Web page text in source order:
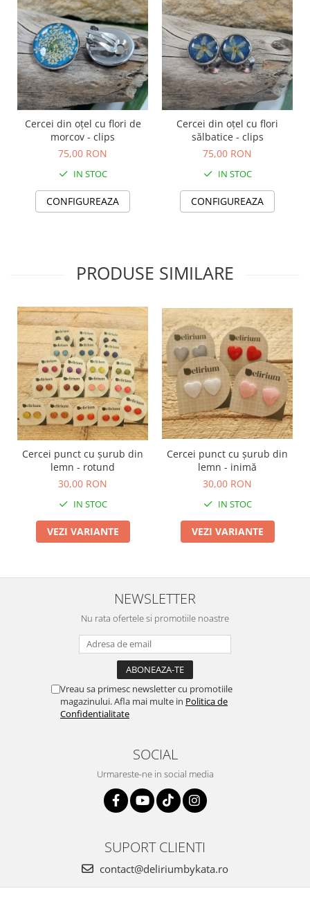
Cercei din oțel cu flori de
morcov - clips
75,00 RON
IN STOC
CONFIGUREAZA
Cercei din oțel cu flori
sălbatice - clips
75,00 RON
IN STOC
CONFIGUREAZA
PRODUSE SIMILARE
Cercei punct cu șurub din
lemn - rotund
30,00 RON
IN STOC
VEZI VARIANTE
Cercei punct cu șurub din
lemn - inimă
30,00 RON
IN STOC
VEZI VARIANTE
NEWSLETTER
Nu rata ofertele si promotiile noastre
Vreau sa primesc newsletter cu promotiile
magazinului. Afla mai multe in Politica de
Confidentialitate
SOCIAL
Urmareste-ne in social media
SUPORT CLIENTI
contact@deliriumbykata.ro